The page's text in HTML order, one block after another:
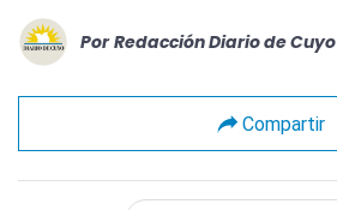
Por Redacción Diario de Cuyo
Compartir